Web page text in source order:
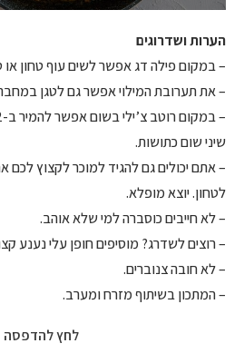
הערות ושדרוגים
– במקום פילה דג אפשר לשים עוף טחון או
– את תערובת המילוי אפשר גם לטגן
שיני שום כתושות.
– אתם יכולים גם להגיד למוכר לקצוץ
לטחון. יוצא מופלא.
– לא חייבים כוסברה למי שלא אוהב.
– רוצים לשדרג? מוסיפים חופן עלי נענע
– לא חובה צנוברים.
– המתכון בשיתוף מזרח ומערב.
לחץ להדפסה